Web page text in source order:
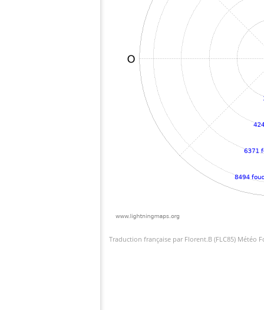
Traduction française par Florent.B (FLC85) Météo